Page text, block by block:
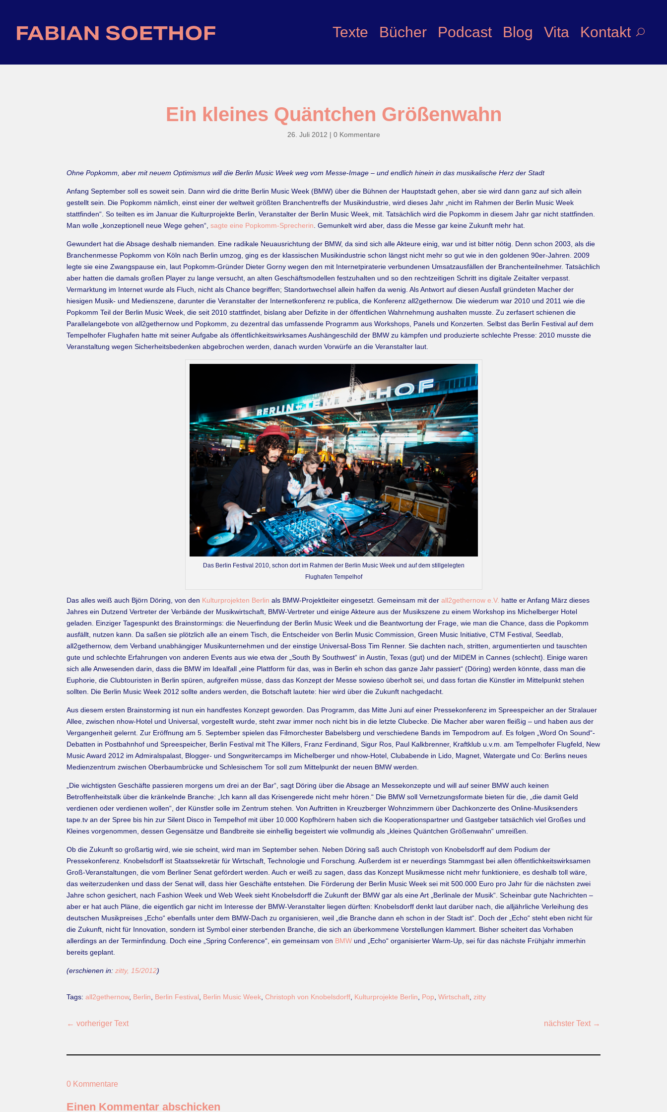
Texte Bücher Podcast Blog Vita Kontakt
Ein kleines Quäntchen Größenwahn
26. Juli 2012 | 0 Kommentare
Ohne Popkomm, aber mit neuem Optimismus will die Berlin Music Week weg vom Messe-Image – und endlich hinein in das musikalische Herz der Stadt
Anfang September soll es soweit sein. Dann wird die dritte Berlin Music Week (BMW) über die Bühnen der Hauptstadt gehen, aber sie wird dann ganz auf sich allein
gestellt sein. Die Popkomm nämlich, einst einer der weltweit größten Branchentreffs der Musikindustrie, wird dieses Jahr „nicht im Rahmen der Berlin Music Week
stattfinden“. So teilten es im Januar die Kulturprojekte Berlin, Veranstalter der Berlin Music Week, mit. Tatsächlich wird die Popkomm in diesem Jahr gar nicht stattfinden.
Man wolle „konzeptionell neue Wege gehen“,sagte eine Popkomm-Sprecherin . Gemunkelt wird aber, dass die Messe gar keine Zukunft mehr hat.
Gewundert hat die Absage deshalb niemanden. Eine radikale Neuausrichtung der BMW, da sind sich alle Akteure einig, war und ist bitter nötig. Denn schon 2003, als die
Branchenmesse Popkomm von Köln nach Berlin umzog, ging es der klassischen Musikindustrie schon längst nicht mehr so gut wie in den goldenen 90er-Jahren. 2009
legte sie eine Zwangspause ein, laut Popkomm-Gründer Dieter Gorny wegen den mit Internetpiraterie verbundenen Umsatzausfällen der Branchenteilnehmer. Tatsächlich
aber hatten die damals großen Player zu lange versucht, an alten Geschäftsmodellen festzuhalten und so den rechtzeitigen Schritt ins digitale Zeitalter verpasst.
Vermarktung im Internet wurde als Fluch, nicht als Chance begriffen; Standortwechsel allein halfen da wenig. Als Antwort auf diesen Ausfall gründeten Macher der
hiesigen Musik- und Medienszene, darunter die Veranstalter der Internetkonferenz re:publica, die Konferenz all2gethernow. Die wiederum war 2010 und 2011 wie die
Popkomm Teil der Berlin Music Week, die seit 2010 stattfindet, bislang aber Defizite in der öffentlichen Wahrnehmung aushalten musste. Zu zerfasert schienen die
Parallelangebote von all2gethernow und Popkomm, zu dezentral das umfassende Programm aus Workshops, Panels und Konzerten. Selbst das Berlin Festival auf dem
Tempelhofer Flughafen hatte mit seiner Aufgabe als öffentlichkeitswirksames Aushängeschild der BMW zu kämpfen und produzierte schlechte Presse: 2010 musste die
Veranstaltung wegen Sicherheitsbedenken abgebrochen werden, danach wurden Vorwürfe an die Veranstalter laut.
Das Berlin Festival 2010, schon dort im Rahmen der Berlin Music Week und auf dem stillgelegten
Flughafen Tempelhof
Das alles weiß auch Björn Döring, von den Kulturprojekten Berlin als BMW-Projektleiter eingesetzt. Gemeinsam mit derall2gethernow e.V. hatte er Anfang März dieses
Jahres ein Dutzend Vertreter der Verbände der Musikwirtschaft, BMW-Vertreter und einige Akteure aus der Musikszene zu einem Workshop ins Michelberger Hotel
geladen. Einziger Tagespunkt des Brainstormings: die Neuerfindung der Berlin Music Week und die Beantwortung der Frage, wie man die Chance, dass die Popkomm
ausfällt, nutzen kann. Da saßen sie plötzlich alle an einem Tisch, die Entscheider von Berlin Music Commission, Green Music Initiative, CTM Festival, Seedlab,
all2gethernow, dem Verband unabhängiger Musikunternehmen und der einstige Universal-Boss Tim Renner. Sie dachten nach, stritten, argumentierten und tauschten
gute und schlechte Erfahrungen von anderen Events aus wie etwa der „South By Southwest“ in Austin, Texas (gut) und der MIDEM in Cannes (schlecht). Einige waren
sich alle Anwesenden darin, dass die BMW im Idealfall „eine Plattform für das, was in Berlin eh schon das ganze Jahr passiert“ (Döring) werden könnte, dass man die
Euphorie, die Clubtouristen in Berlin spüren, aufgreifen müsse, dass das Konzept der Messe sowieso überholt sei, und dass fortan die Künstler im Mittelpunkt stehen
sollten. Die Berlin Music Week 2012 sollte anders werden, die Botschaft lautete: hier wird über die Zukunft nachgedacht.
Aus diesem ersten Brainstorming ist nun ein handfestes Konzept geworden. Das Programm, das Mitte Juni auf einer Pressekonferenz im Spreespeicher an der Stralauer
Allee, zwischen nhow-Hotel und Universal, vorgestellt wurde, steht zwar immer noch nicht bis in die letzte Clubecke. Die Macher aber waren fleißig – und haben aus der
Vergangenheit gelernt. Zur Eröffnung am 5. September spielen das Filmorchester Babelsberg und verschiedene Bands im Tempodrom auf. Es folgen „Word On Sound“-
Debatten in Postbahnhof und Spreespeicher, Berlin Festival mit The Killers, Franz Ferdinand, Sigur Ros, Paul Kalkbrenner, Kraftklub u.v.m. am Tempelhofer Flugfeld, New
Music Award 2012 im Admiralspalast, Blogger- und Songwritercamps im Michelberger und nhow-Hotel, Clubabende in Lido, Magnet, Watergate und Co: Berlins neues
Medienzentrum zwischen Oberbaumbrücke und Schlesischem Tor soll zum Mittelpunkt der neuen BMW werden.
„Die wichtigsten Geschäfte passieren morgens um drei an der Bar“, sagt Döring über die Absage an Messekonzepte und will auf seiner BMW auch keinen
Betroffenheitstalk über die kränkelnde Branche: „Ich kann all das Krisengerede nicht mehr hören.“ Die BMW soll Vernetzungsformate bieten für die, „die damit Geld
verdienen oder verdienen wollen“, der Künstler solle im Zentrum stehen. Von Auftritten in Kreuzberger Wohnzimmern über Dachkonzerte des Online-Musiksenders
tape.tv an der Spree bis hin zur Silent Disco in Tempelhof mit über 10.000 Kopfhörern haben sich die Kooperationspartner und Gastgeber tatsächlich viel Großes und
Kleines vorgenommen, dessen Gegensätze und Bandbreite sie einhellig begeistert wie vollmundig als „kleines Quäntchen Größenwahn“ umreißen.
Ob die Zukunft so großartig wird, wie sie scheint, wird man im September sehen. Neben Döring saß auch Christoph von Knobelsdorff auf dem Podium der
Pressekonferenz. Knobelsdorff ist Staatssekretär für Wirtschaft, Technologie und Forschung. Außerdem ist er neuerdings Stammgast bei allen öffentlichkeitswirksamen
Groß-Veranstaltungen, die vom Berliner Senat gefördert werden. Auch er weiß zu sagen, dass das Konzept Musikmesse nicht mehr funktioniere, es deshalb toll wäre,
das weiterzudenken und dass der Senat will, dass hier Geschäfte entstehen. Die Förderung der Berlin Music Week sei mit 500.000 Euro pro Jahr für die nächsten zwei
Jahre schon gesichert, nach Fashion Week und Web Week sieht Knobelsdorff die Zukunft der BMW gar als eine Art „Berlinale der Musik“. Scheinbar gute Nachrichten –
aber er hat auch Pläne, die eigentlich gar nicht im Interesse der BMW-Veranstalter liegen dürften: Knobelsdorff denkt laut darüber nach, die alljährliche Verleihung des
deutschen Musikpreises „Echo“ ebenfalls unter dem BMW-Dach zu organisieren, weil „die Branche dann eh schon in der Stadt ist“. Doch der „Echo“ steht eben nicht für
die Zukunft, nicht für Innovation, sondern ist Symbol einer sterbenden Branche, die sich an überkommene Vorstellungen klammert. Bisher scheitert das Vorhaben
allerdings an der Terminfindung. Doch eine „Spring Conference“, ein gemeinsam von BMW und „Echo“ organisierter Warm-Up, sei für das nächste Frühjahr immerhin
bereits geplant.
(erschienen in: zitty, 15/2012)
Tags:all2gethernow, Berlin, Berlin Festival, Berlin Music Week,Christoph von Knobelsdorff, Kulturprojekte Berlin, Pop,Wirtschaft,zitty
←vorheriger Text nächster Text→
0 Kommentare
Einen Kommentar abschicken